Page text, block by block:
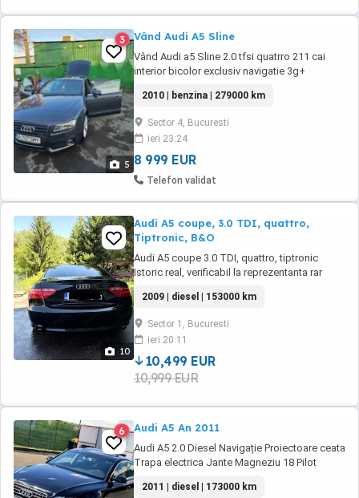
5
3 Vând Audi A5 Sline
Vând Audi a5 Sline 2.0 tfsi quatrro 211 cai
interior bicolor exclusiv navigatie 3g+
webasto cu telecomanda sistem Audi bang &
Olufsen scaune electrice cu memorie
asistenta unghi mort foarte multe dotări
masina are jante pe 19 cu anvelope de vara
dot 23 ...
2010 | benzina | 279000 km
Sector 4, Bucuresti
ieri 23:24
8 999 EUR
Telefon validat
10
Audi A5 coupe, 3.0 TDI, quattro,
Tiptronic, B&O
Audi A5 coupe 3.0 TDI, quattro, tiptronic
Istoric real, verificabil la reprezentanta rar
Bang & Olufsen Interior Alcantara + plafon
Alcantara Senzori Fata Spate + camera Spate
Keyless go entry Faza lunga Automata Moduri
de condus dinamice Trapa Pan ...
2009 | diesel | 153000 km
Sector 1, Bucuresti
ieri 20:11
10,499 EUR
10,999 EUR
6 Audi A5 An 2011
Audi A5 2.0 Diesel Navigație Proiectoare ceata
Trapa electrica Jante Magneziu 18 Pilot
Senzori Parcare Faruri Xenon Dublu
2011 | diesel | 173000 km